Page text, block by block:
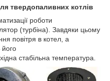
твердопаливних котлів
роботи
(турбіна). Завдяки цьому
повітря в котел, а
його
стабільна температура.